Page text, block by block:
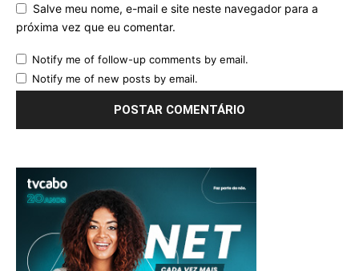
Salve meu nome, e-mail e site neste navegador para a
próxima vez que eu comentar.
Notify me of follow-up comments by email.
Notify me of new posts by email.